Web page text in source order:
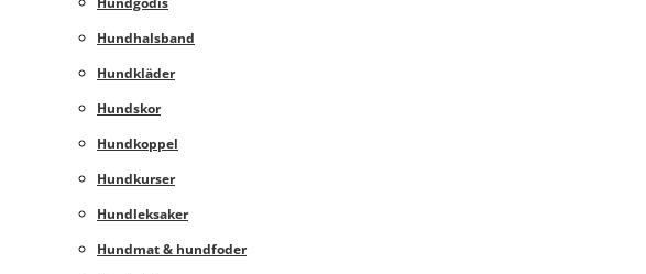
Hundhalsband
Hundkläder
Hundskor
Hundkoppel
Hundkurser
Hundleksaker
Hundmat & hundfoder